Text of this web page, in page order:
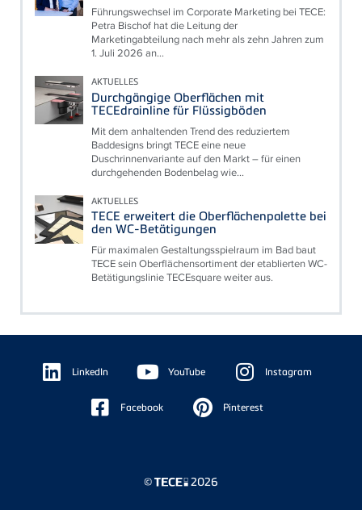
Führungswechsel im Corporate Marketing bei TECE:
Petra Bischof hat die Leitung der
Marketingabteilung nach mehr als zehn Jahren zum
1. Juli 2026 an...
AKTUELLES
Durchgängige Oberflächen mit
TECEdrainline für Flüssigböden
Mit dem anhaltenden Trend des reduziertem
Baddesigns bringt TECE eine neue
Duschrinnenvariante auf den Markt – für einen
durchgehenden Bodenbelag wie...
AKTUELLES
TECE erweitert die Oberflächenpalette bei
den WC-Betätigungen
Für maximalen Gestaltungsspielraum im Bad baut
TECE sein Oberflächensortiment der etablierten WC-
Betätigungslinie TECEsquare weiter aus.
Floating
Sidebar LinkedIn YouTube Instagram
Facebook Pinterest
© 2026